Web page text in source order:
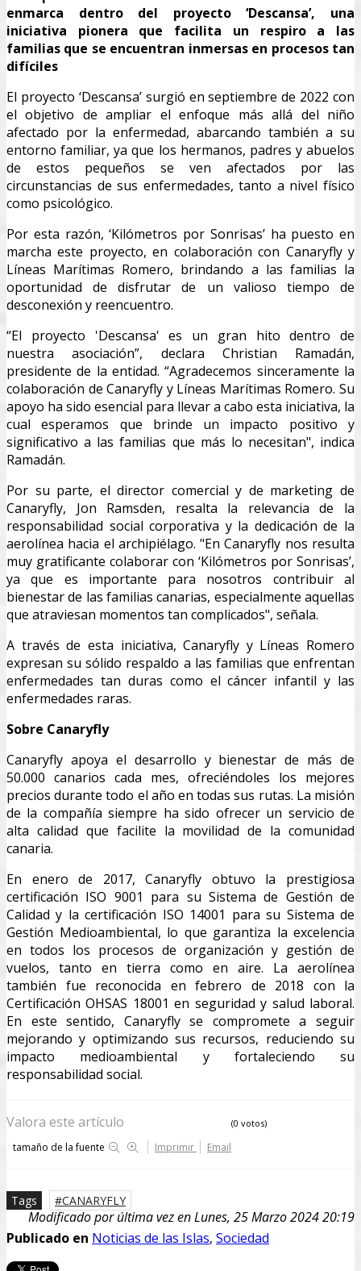
enmarca dentro del proyecto ‘Descansa’, una
iniciativa pionera que facilita un respiro a las
familias que se encuentran inmersas en procesos tan
difíciles
El proyecto ‘Descansa’ surgió en septiembre de 2022 con
el objetivo de ampliar el enfoque más allá del niño
afectado por la enfermedad, abarcando también a su
entorno familiar, ya que los hermanos, padres y abuelos
de estos pequeños se ven afectados por las
circunstancias de sus enfermedades, tanto a nivel físico
como psicológico.
Por esta razón, ‘Kilómetros por Sonrisas’ ha puesto en
marcha este proyecto, en colaboración con Canaryfly y
Líneas Marítimas Romero, brindando a las familias la
oportunidad de disfrutar de un valioso tiempo de
desconexión y reencuentro.
“El proyecto 'Descansa' es un gran hito dentro de
nuestra asociación”, declara Christian Ramadán,
presidente de la entidad. “Agradecemos sinceramente la
colaboración de Canaryfly y Líneas Marítimas Romero. Su
apoyo ha sido esencial para llevar a cabo esta iniciativa, la
cual esperamos que brinde un impacto positivo y
significativo a las familias que más lo necesitan", indica
Ramadán.
Por su parte, el director comercial y de marketing de
Canaryfly, Jon Ramsden, resalta la relevancia de la
responsabilidad social corporativa y la dedicación de la
aerolínea hacia el archipiélago. "En Canaryfly nos resulta
muy gratificante colaborar con ‘Kilómetros por Sonrisas’,
ya que es importante para nosotros contribuir al
bienestar de las familias canarias, especialmente aquellas
que atraviesan momentos tan complicados", señala.
A través de esta iniciativa, Canaryfly y Líneas Romero
expresan su sólido respaldo a las familias que enfrentan
enfermedades tan duras como el cáncer infantil y las
enfermedades raras.
Sobre Canaryfly
Canaryfly apoya el desarrollo y bienestar de más de
50.000 canarios cada mes, ofreciéndoles los mejores
precios durante todo el año en todas sus rutas. La misión
de la compañía siempre ha sido ofrecer un servicio de
alta calidad que facilite la movilidad de la comunidad
canaria.
En enero de 2017, Canaryfly obtuvo la prestigiosa
certificación ISO 9001 para su Sistema de Gestión de
Calidad y la certificación ISO 14001 para su Sistema de
Gestión Medioambiental, lo que garantiza la excelencia
en todos los procesos de organización y gestión de
vuelos, tanto en tierra como en aire. La aerolínea
también fue reconocida en febrero de 2018 con la
Certificación OHSAS 18001 en seguridad y salud laboral.
En este sentido, Canaryfly se compromete a seguir
mejorando y optimizando sus recursos, reduciendo su
impacto medioambiental y fortaleciendo su
responsabilidad social.
Valora este artículo (0 votos)
tamaño de la fuente Imprimir Email
Tags CANARYFLY
Modificado por última vez en Lunes, 25 Marzo 2024 20:19
Publicado en Noticias de las Islas, Sociedad